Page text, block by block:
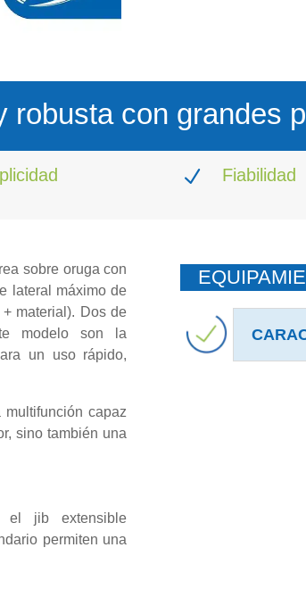
robusta con grandes
N Fiabilidad
sobre oruga con
lateral máximo de
material). Dos de
modelo son la
un uso rápido,
capaz
sino también una
jib extensible
permiten una